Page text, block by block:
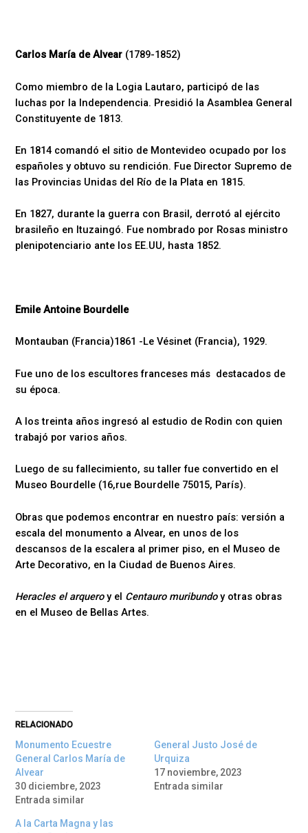
Carlos María de Alvear (1789-1852)
Como miembro de la Logia Lautaro, participó de las
luchas por la Independencia. Presidió la Asamblea General
Constituyente de 1813.
En 1814 comandó el sitio de Montevideo ocupado por los
españoles y obtuvo su rendición. Fue Director Supremo de
las Provincias Unidas del Río de la Plata en 1815.
En 1827, durante la guerra con Brasil, derrotó al ejército
brasileño en Ituzaingó. Fue nombrado por Rosas ministro
plenipotenciario ante los EE.UU, hasta 1852.
Emile Antoine Bourdelle
Montauban (Francia)1861 -Le Vésinet (Francia), 1929.
Fue uno de los escultores franceses más destacados de
su época.
A los treinta años ingresó al estudio de Rodin con quien
trabajó por varios años.
Luego de su fallecimiento, su taller fue convertido en el
Museo Bourdelle (16,rue Bourdelle 75015, París).
Obras que podemos encontrar en nuestro país: versión a
escala del monumento a Alvear, en unos de los
descansos de la escalera al primer piso, en el Museo de
Arte Decorativo, en la Ciudad de Buenos Aires.
Heracles el arqueroy el Centauro muribundoy otras obras
en el Museo de Bellas Artes.
RELACIONADO
Monumento Ecuestre
General Carlos María de
Alvear
30 diciembre, 2023
Entrada similar
General Justo José de
Urquiza
17 noviembre, 2023
Entrada similar
A la Carta Magna y las